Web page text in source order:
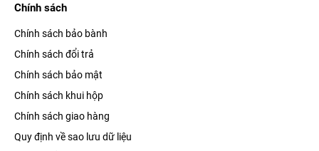
Chính sách
Chính sách bảo bành
Chính sách đổi trả
Chính sách bảo mật
Chính sách khui hộp
Chính sách giao hàng
Quy định về sao lưu dữ liệu